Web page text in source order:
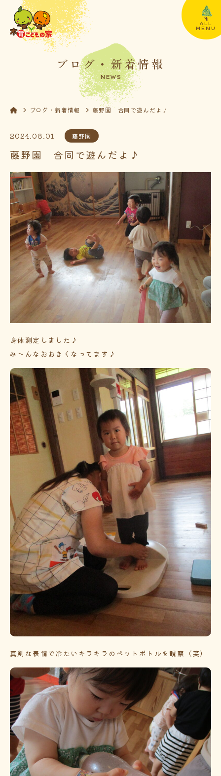
ALL
MENU
ブログ・新着情報
NEWS
ブログ・新着情報 藤野園 合同で遊んだよ♪
2024.08.01 藤野園
藤野園 合同で遊んだよ♪
身体測定しました♪
み～んなおおきくなってます♪
真剣な表情で冷たいキラキラのペットボトルを観察（笑）